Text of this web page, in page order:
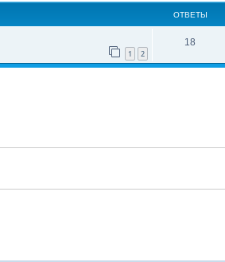
ОТВЕТЫ
1 2
18